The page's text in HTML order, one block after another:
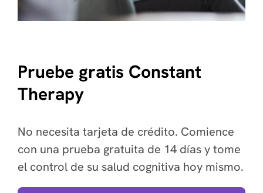
Pruebe gratis Constant
Therapy
No necesita tarjeta de crédito. Comience
con una prueba gratuita de 14 días y tome
el control de su salud cognitiva hoy mismo.